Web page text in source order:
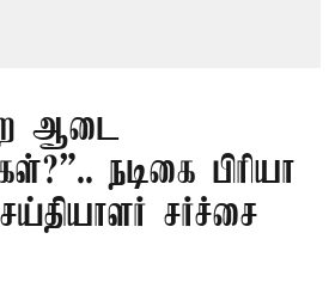
ஆடை
நடிகை பிரியா
சர்ச்சை